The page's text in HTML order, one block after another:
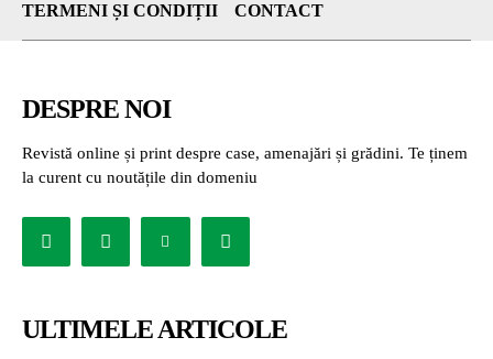
TERMENI ȘI CONDIȚII
CONTACT
DESPRE NOI
Revistă online și print despre case, amenajări și grădini. Te ținem
la curent cu noutățile din domeniu
ULTIMELE ARTICOLE